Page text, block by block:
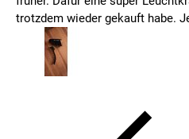
trotzdem wieder gekauft habe.